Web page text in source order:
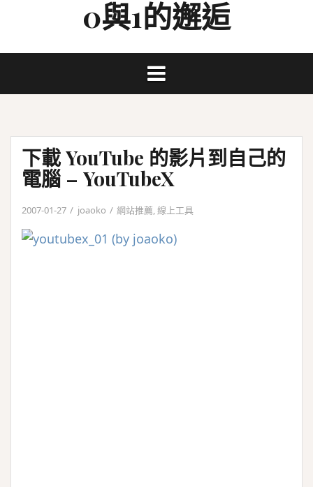
0與1的邂逅
下載 YouTube 的影片到自己的
電腦 – YouTubeX
2007-01-27 joaoko 網站推薦,線上工具